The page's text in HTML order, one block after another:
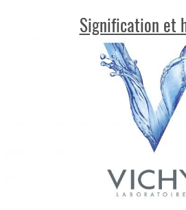
Signification et